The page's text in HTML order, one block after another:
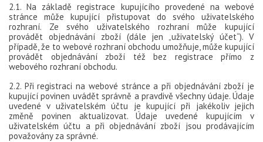
2.1. Na základě registrace kupujícího provedené na webové
stránce může kupující přistupovat do svého uživatelského
rozhraní. Ze svého uživatelského rozhraní může kupující
provádět objednávání zboží (dále jen „uživatelský účet“). V
případě, že to webové rozhraní obchodu umožňuje, může kupující
provádět objednávání zboží též bez registrace přímo z
webového rozhraní obchodu.
2.2. Při registraci na webové stránce a při objednávání zboží je
kupující povinen uvádět správně a pravdivě všechny údaje. Údaje
uvedené v uživatelském účtu je kupující při jakékoliv jejich
změně povinen aktualizovat. Údaje uvedené kupujícím v
uživatelském účtu a při objednávání zboží jsou prodávajícím
považovány za správné.